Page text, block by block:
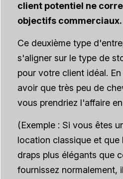
client potentiel ne
objectifs commerciaux.
Ce deuxième type
s'aligner sur le type de
pour votre client idéal.
avoir que très peu de
vous prendriez l'affaire
(Exemple : Si vous êtes
location classique et que
draps plus élégants que
fournissez normalement,